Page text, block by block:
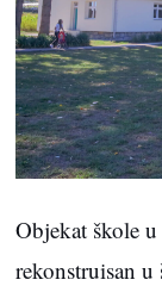
Objekat škole
rekonstruisan